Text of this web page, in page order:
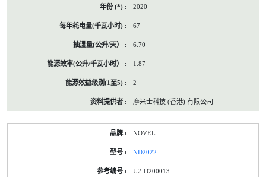
2020
67
6.70
1.87
2
摩米士科技 (香港) 有限公司
NOVEL
ND2022
U2-D200013